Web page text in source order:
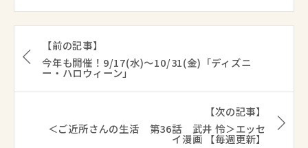
【前の記事】
今年も開催！9/17(水)～10/31(金)「ディズニ
ー・ハロウィーン」
【次の記事】
＜ご近所さんの生活 第36話 武井 怜＞エッセ
イ漫画 【毎週更新】